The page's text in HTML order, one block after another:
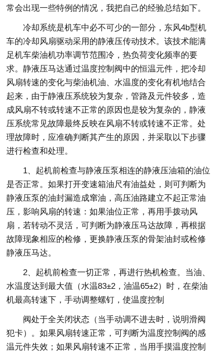
常会出现一些特例的情况，我把自己的经验总结如下。
冷却系统是机车中必不可少的一部分，东风4b型机
车的冷却风扇驱动采用的静液压传动技术。该技术能满
足机车柴油机功率调节范围冷，热负荷变化频率的要
求。静液压马达通过温度控制阀中的恒温元件，把冷却
风扇转速的变化与柴油机油、水温度的变化有机地结合
起来，由于静液压系统较为复杂，管路及元件较多，造
成风扇不转或转速不正常的原因也是较为复杂的，静液
压系统常见故障最终反映在风扇不转或转速不正常。处
理故障时，应准确判断其产生的原因，并采取以下步骤
进行检查和处理。
1、起机前检查与静液压泵相连的静液压油箱的油位
是否正常。如果打开变速箱油尺有油益处，则可判断为
静液压泵的油封漏造成窜油，高压油路建立不起正常油
压，影响风扇的转速：如果油位正常，再用手拨动风
扇，若转动不灵活，可判断为静液压马达故障，再根据
故障现象相应的检修，更换静液压泵的骨架油封或检修
静液压马达。
2、起机前检查一切正常，再进行热机检查。当油、
水温度达到最大值（水温83±2，油温65±2）时，在柴油
机最高转速下，手动调整螺钉，使温度控制
阀处于全关闭状态（当手动调不进去时，说明滑阀
犯卡）。如果风扇转速正常，可判断为温度控制阀的感
温元件失效；如果风扇转速不正常，当用手摸温度控制